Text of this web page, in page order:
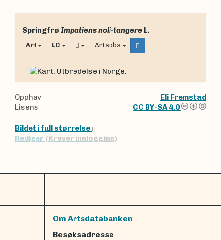
Springfrø Impatiens noli-tangere L.
Art LC Artsobs
Opphav
Eli Fremstad
Lisens
CC BY-SA 4.0
Bildet i full størrelse
Rediger (Krever innlogging)
Om Artsdatabanken
Besøksadresse